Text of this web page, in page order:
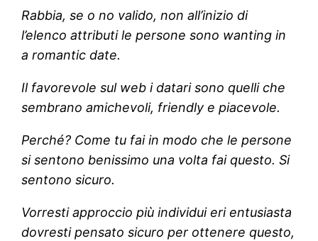
Rabbia, se o no valido, non all’inizio di
l’elenco attributi le persone sono wanting in
a romantic date.
Il favorevole sul web i datari sono quelli che
sembrano amichevoli, friendly e piacevole.
Perché? Come tu fai in modo che le persone
si sentono benissimo una volta fai questo. Si
sentono sicuro.
Vorresti approccio più individui eri entusiasta
dovresti pensato sicuro per ottenere questo,